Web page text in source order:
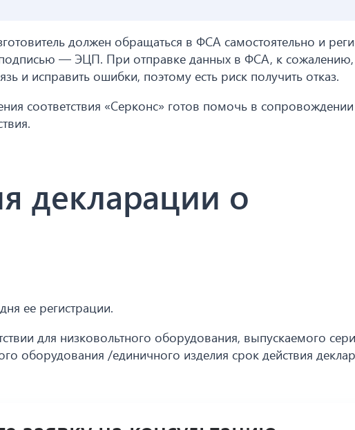
должен обращаться в ФСА самостоятельно и
подписью — ЭЦП. При отправке данных в ФСА, к сожалению,
и исправить ошибки, поэтому есть риск получить отказ.
соответствия «Серконс» готов помочь в
декларации о
ее регистрации.
для низковольтного оборудования, выпускаемого
оборудования /единичного изделия срок действия